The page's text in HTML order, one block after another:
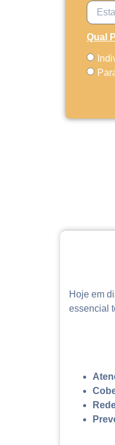
Qual
Hoje em
essencial